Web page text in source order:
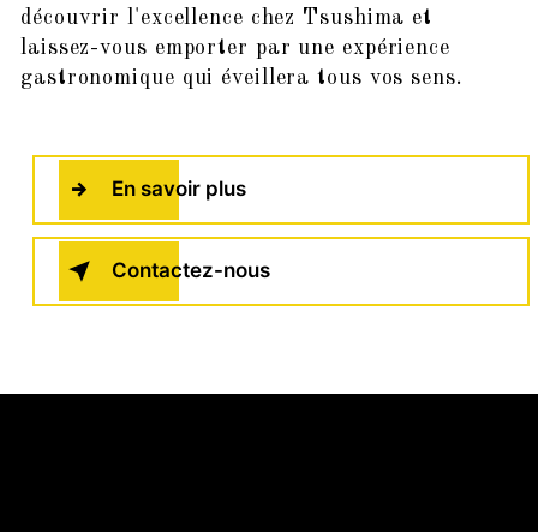
découvrir l'excellence chez Tsushima et
laissez-vous emporter par une expérience
gastronomique qui éveillera tous vos sens.
En savoir plus
Contactez-nous